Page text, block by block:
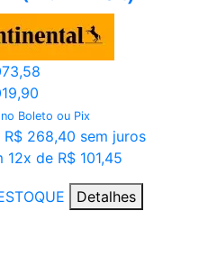
Boleto ou Pix
R$ 268,40 sem juros
12x de R$ 101,45
Detalhes